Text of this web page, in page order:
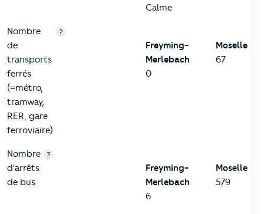
Calme
Nombre
de
transports
ferrés
(=métro,
tramway,
RER, gare
ferroviaire)
?
Freyming-
Merlebach
0
Moselle
67
Nombre
d'arrêts
de bus
?
Freyming-
Merlebach
6
Moselle
579